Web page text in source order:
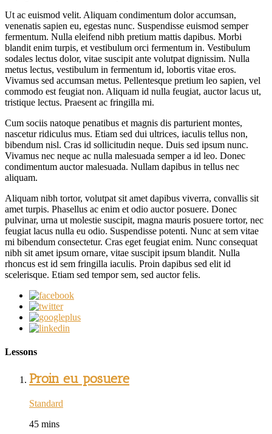
Ut ac euismod velit. Aliquam condimentum dolor accumsan,
venenatis sapien eu, egestas nunc. Suspendisse euismod semper
fermentum. Nulla eleifend nibh pretium mattis dapibus. Morbi
blandit enim turpis, et vestibulum orci fermentum in. Vestibulum
sodales lectus dolor, vitae suscipit ante volutpat dignissim. Nulla
metus lectus, vestibulum in fermentum id, lobortis vitae eros.
Vivamus sed accumsan metus. Pellentesque pretium leo sapien, vel
commodo est feugiat non. Aliquam id nulla feugiat, auctor lacus ut,
tristique lectus. Praesent ac fringilla mi.
Cum sociis natoque penatibus et magnis dis parturient montes,
nascetur ridiculus mus. Etiam sed dui ultrices, iaculis tellus non,
bibendum nisl. Cras id sollicitudin neque. Duis sed ipsum nunc.
Vivamus nec neque ac nulla malesuada semper a id leo. Donec
condimentum auctor malesuada. Nullam dapibus in tellus nec
aliquam.
Aliquam nibh tortor, volutpat sit amet dapibus viverra, convallis sit
amet turpis. Phasellus ac enim et odio auctor posuere. Donec
pulvinar, urna ut molestie suscipit, magna mauris posuere tortor, nec
feugiat lacus nulla eu odio. Suspendisse potenti. Nunc at sem vitae
mi bibendum consectetur. Cras eget feugiat enim. Nunc consequat
nibh sit amet ipsum ornare, vitae suscipit ipsum blandit. Nulla
rhoncus est id sem fringilla iaculis. Proin dapibus sed elit id
scelerisque. Etiam sed tempor sem, sed auctor felis.
Lessons
Proin eu posuere
Standard
45 mins